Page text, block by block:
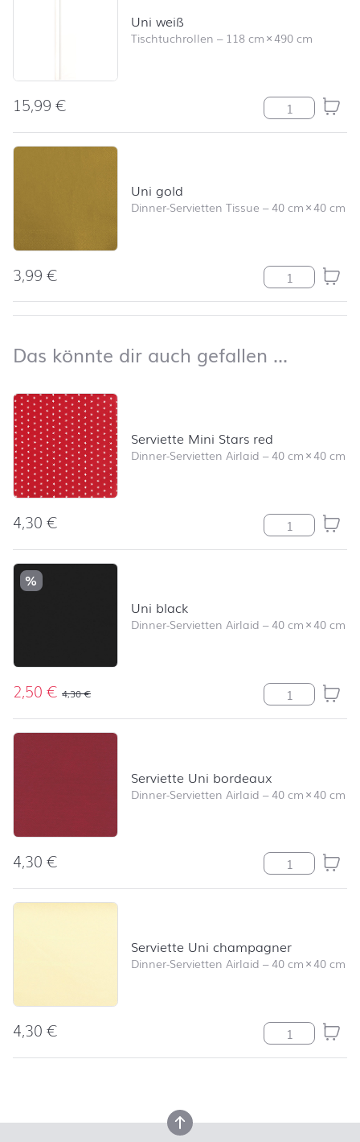
Uni weiß
Tischtuchrollen – 118 cm×490 cm
15,99€ Uni weiß
Uni gold
Dinner-Servietten Tissue –40 cm×40 cm
3,99€ Uni gold
Das könnte dir auch gefallen …
Produktliste überspringen und zum Filter springen
Serviette Mini Stars red
Dinner-Servietten Airlaid –40 cm×40 cm
4,30€ Serviette Mini
%
Uni black
Dinner-Servietten Airlaid –40 cm×40 cm
2,50€ 4,30€ Uni black
Serviette Uni bordeaux
Dinner-Servietten Airlaid –40 cm×40 cm
4,30€ Serviette Uni
Serviette Uni champagner
Dinner-Servietten Airlaid –40 cm×40 cm
4,30€ Serviette Uni
nach oben